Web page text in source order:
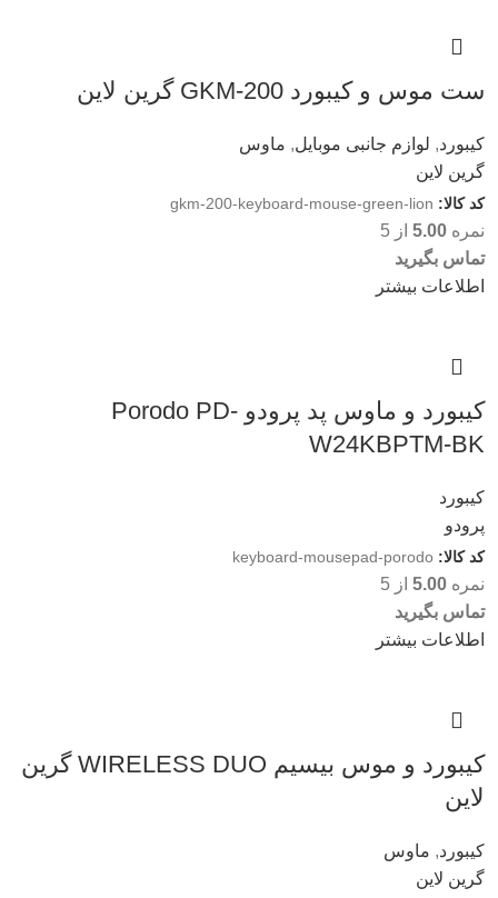
ست موس و کیبورد GKM-200 گرین لاین
کیبورد, لوازم جانبی موبایل, ماوس
گرین لاین
کد کالا: gkm-200-keyboard-mouse-green-lion
نمره 5.00 از 5
تماس بگیرید
اطلاعات بیشتر
کیبورد و ماوس پد پرودو Porodo PD-
W24KBPTM-BK
کیبورد
پرودو
کد کالا: keyboard-mousepad-porodo
نمره 5.00 از 5
تماس بگیرید
اطلاعات بیشتر
کیبورد و موس بیسیم WIRELESS DUO گرین
لاین
کیبورد, ماوس
گرین لاین